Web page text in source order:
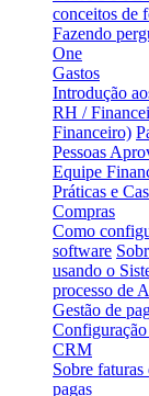
conceitos de
Fazendo
One
Gastos
Introdução
RH /
Financeiro)
Pessoas
Equipe
Práticas e
Compras
Como
software
usando o
processo de
Gestão de
CRM
Sobre faturas
pagas